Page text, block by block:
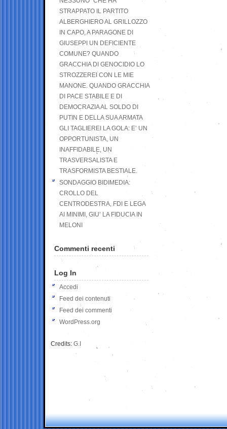
STRAPPATO IL PARTITO
ALBERGHIERO AL GRILLOZZO
IN CAPO, A PARAGONE DI
GIUSEPPI UN DEFICIENTE
COMUNE? QUANDO
GRACCHIA DI GENOCIDIO LO
STROZZEREI CON LE MIE
MANONE. QUANDO GRACCHIA
DI PACE STABILE E DI
DEMOCRAZIA AL SOLDO DI
PUTIN E DELLA SUA ARMATA
GLI TAGLIEREI LA GOLA: E’ UN
OPPORTUNISTA, UN
INAFFIDABILE, UN
TRASVERSALISTA E
TRASFORMISTA BESTIALE.
SONDAGGIO BIDIMEDIA:
CROLLO DEL
CENTRODESTRA, FDI E LEGA
AI MINIMI, GIU’ LA FIDUCIA IN
MELONI
Commenti recenti
Log In
Accedi
Feed dei contenuti
Feed dei commenti
WordPress.org
Credits: G.I